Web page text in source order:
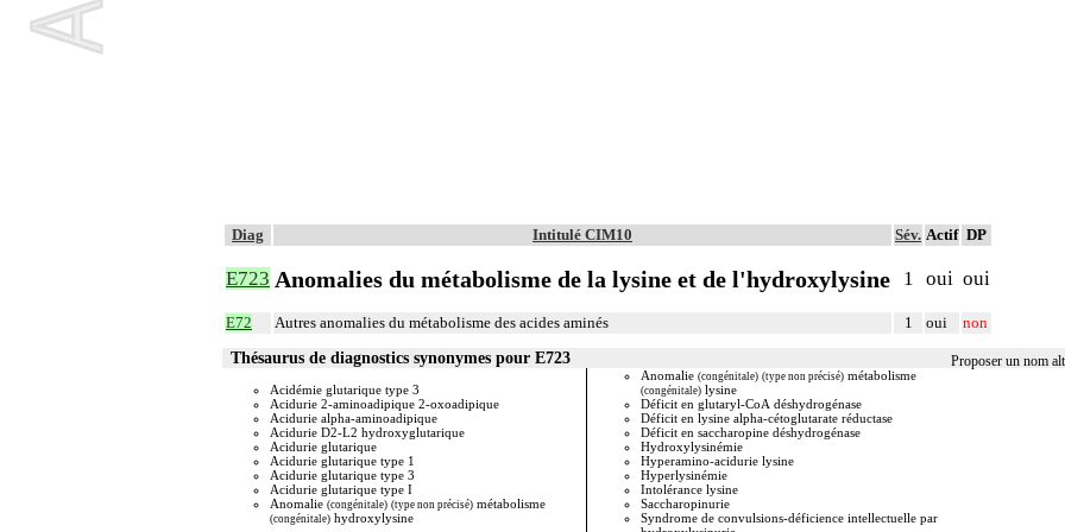
Diag Intitulé CIM10 Sév. Actif DP
E723 Anomalies du métabolisme de la lysine et de l'hydroxylysine 1 oui oui
E72 Autres anomalies du métabolisme des acides aminés 1 oui non
Proposer un nom
Thésaurus de diagnostics synonymes pour E723
Acidémie glutarique type 3
Acidurie 2-aminoadipique 2-oxoadipique
Acidurie alpha-aminoadipique
Acidurie D2-L2 hydroxyglutarique
Acidurie glutarique
Acidurie glutarique type 1
Acidurie glutarique type 3
Acidurie glutarique type I
Anomalie (congénitale) (type non précisé) métabolisme
(congénitale) hydroxylysine
Anomalie (congénitale) (type non précisé)métabolisme
(congénitale)lysine
Déficit en glutaryl-CoA déshydrogénase
Déficit en lysine alpha-cétoglutarate réductase
Déficit en saccharopine déshydrogénase
Hydroxylysinémie
Hyperamino-acidurie lysine
Hyperlysinémie
Intolérance lysine
Saccharopinurie
Syndrome de convulsions-déficience intellectuelle par
Trouble